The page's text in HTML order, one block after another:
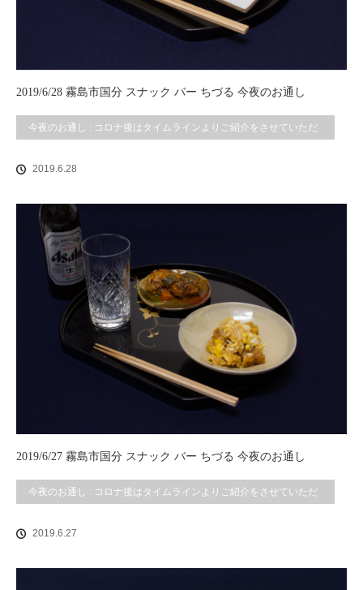
2019/6/28 霧島市国分 スナック バー ちづる 今夜のお通し
今夜のお通し : コロナ後はタイムラインよりご紹介をさせていただ
2019.6.28
2019/6/27 霧島市国分 スナック バー ちづる 今夜のお通し
今夜のお通し : コロナ後はタイムラインよりご紹介をさせていただ
2019.6.27